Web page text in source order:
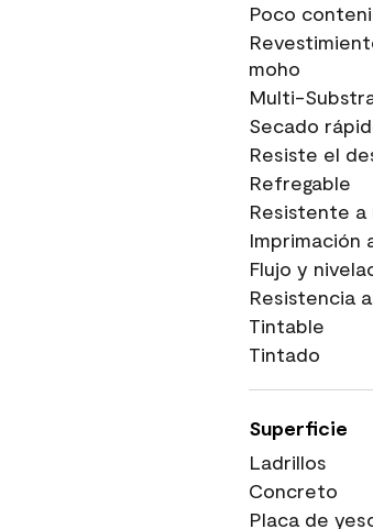
Poco
moho
Multi-
Secado
Resiste el
Refregable
Resistente a
Imprimación
Flujo y
Resistencia
Tintable
Tintado
Superficie
Ladrillos
Concreto
Placa de